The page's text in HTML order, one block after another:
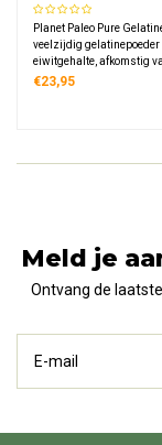
Planet Paleo Pure
veelzijdig gelatinepoeder
eiwitgehalte, afkomstig
grasgevoerde runderen.
€23,95
Meld je
Ontvang de